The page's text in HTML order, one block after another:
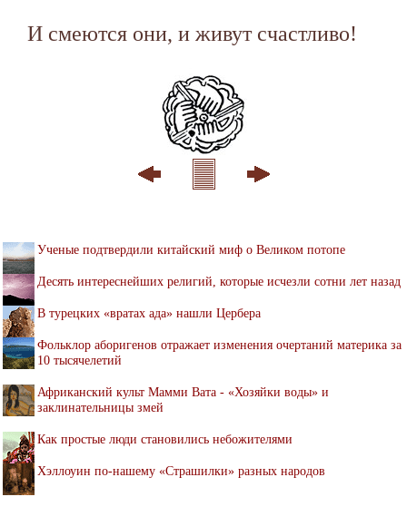
И смеются они, и живут счастливо!
Ученые подтвердили китайский миф о Великом потопе
Десять интереснейших религий, которые исчезли сотни лет назад
В турецких «вратах ада» нашли Цербера
Фольклор аборигенов отражает изменения очертаний материка за
10 тысячелетий
Африканский культ Мамми Вата - «Хозяйки воды» и
заклинательницы змей
Как простые люди становились небожителями
Хэллоуин по-нашему «Страшилки» разных народов